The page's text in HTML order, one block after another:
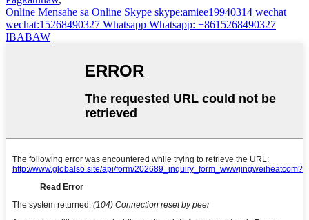
Online Mensahe sa Online Skype skype:amiee19940314 wechat
wechat:15268490327 Whatsapp Whatsapp: +8615268490327
IBABAW